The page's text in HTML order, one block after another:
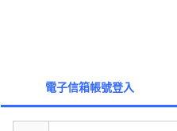
電子信箱帳號登入